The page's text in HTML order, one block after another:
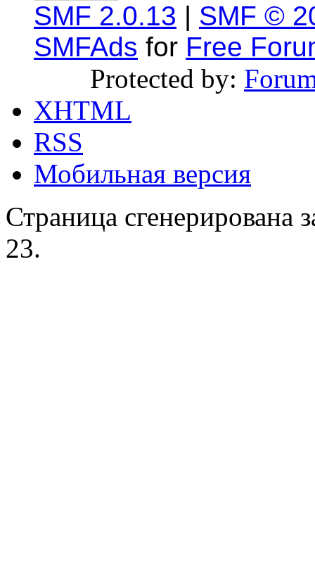
SMF 2.0.13 | SMF ©
SMFAds for Free
Protected by:
XHTML
RSS
Мобильная версия
Страница сгенерирована
23.